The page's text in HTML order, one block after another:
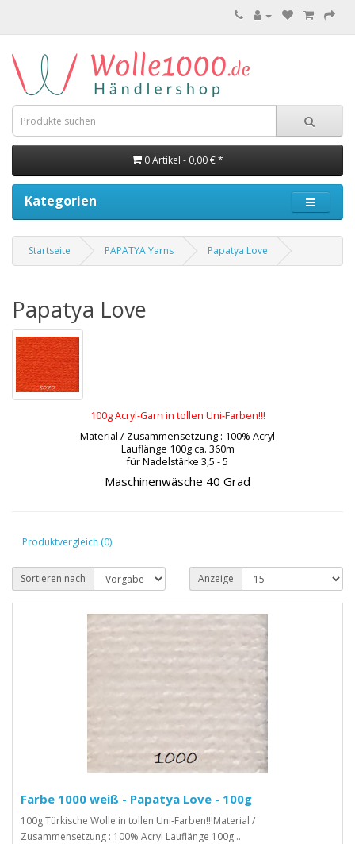
0 Artikel - 0,00 € *
Kategorien
Startseite PAPATYA Yarns Papatya Love
Papatya Love
100g Acryl-Garn in tollen Uni-Farben!!!
Material / Zusammensetzung : 100% Acryl
Lauflänge 100g ca. 360m
für Nadelstärke 3,5 - 5
Maschinenwäsche 40 Grad
Produktvergleich (0)
Sortieren nach Anzeige
Farbe 1000 weiß - Papatya Love - 100g
100g Türkische Wolle in tollen Uni-Farben!!!Material /
Zusammensetzung : 100% Acryl Lauflänge 100g ..